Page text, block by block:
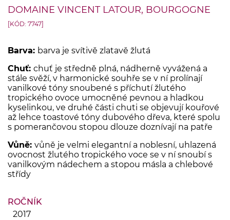
DOMAINE VINCENT LATOUR, BOURGOGNE
[KÓD: 7747]
Barva: barva je svítivě zlatavě žlutá
Chuť: chuť je středně plná, nádherně vyvážená a
stále svěží, v harmonické souhře se v ní prolínají
vanilkové tóny snoubené s příchutí žlutého
tropického ovoce umocněné pevnou a hladkou
kyselinkou, ve druhé části chuti se objevují kouřové
až lehce toastové tóny dubového dřeva, které spolu
s pomerančovou stopou dlouze doznívají na patře
Vůně: vůně je velmi elegantní a noblesní, uhlazená
ovocnost žlutého tropického voce se v ní snoubí s
vanilkovým nádechem a stopou másla a chlebové
střídy
ROČNÍK
2017